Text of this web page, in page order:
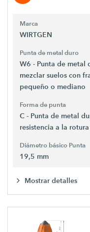
Marca
WIRTGEN
Punta de metal duro
W6 - Punta de metal
mezclar suelos con
pequeño o mediano
Forma de punta
C - Punta de metal
resistencia a la rotura
Diámetro básico Punta
19,5 mm
Mostrar detalles